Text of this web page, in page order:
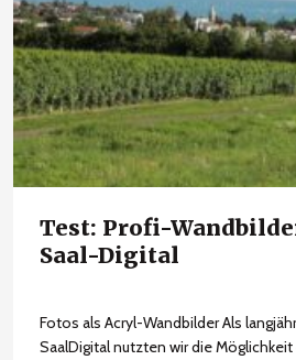
Test: Profi-
Saal-Digital
Fotos als Acryl-Wandbilder Als
SaalDigital nutzten wir die